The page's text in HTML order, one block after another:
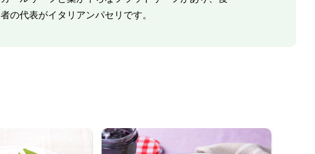
者の代表がイタリアンパセリです。